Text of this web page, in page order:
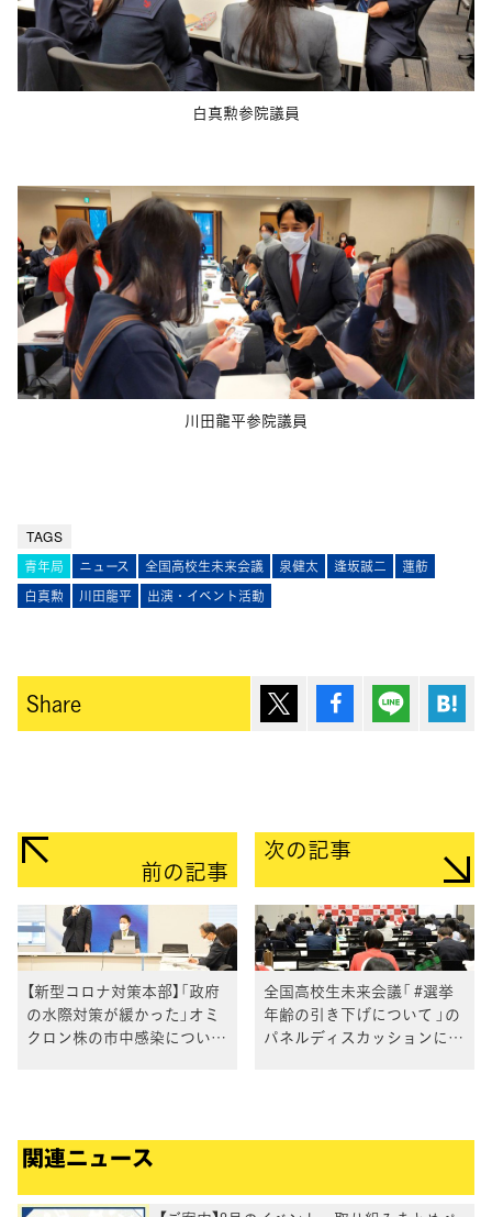
白真勲参院議員
川田龍平参院議員
TAGS
青年局 ニュース 全国高校生未来会議 泉健太 逢坂誠二
蓮舫
白真勲
川田龍平 出演・イベント活動
Share ポスト シェア Lineで送
前の記事
【新型コロナ対策本部】「政府
の水際対策が緩かった」オミ
クロン株の市中感染について
次の記事
全国高校生未来会議「 #選挙
年齢の引き下げについて 」の
パネルディスカッションに小
関連ニュース